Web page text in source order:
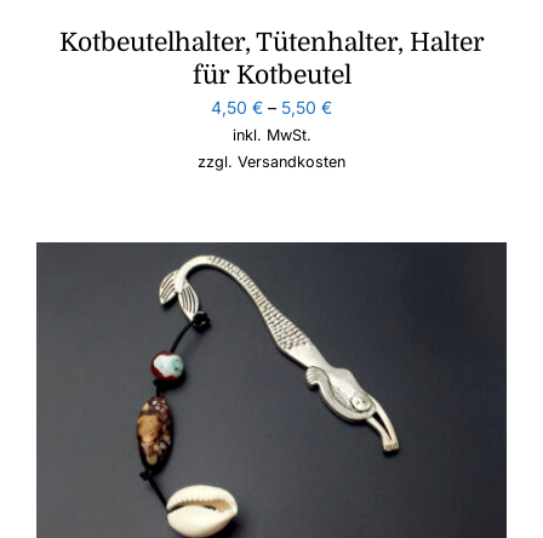
Kotbeutelhalter, Tütenhalter, Halter
für Kotbeutel
4,50 € – 5,50 €
inkl. MwSt.
zzgl. Versandkosten